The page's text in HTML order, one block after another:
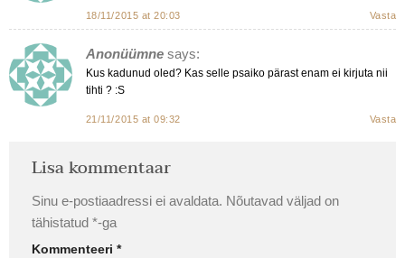
18/11/2015 at 20:03 Vasta
Anonüümne says:
Kus kadunud oled? Kas selle psaiko pärast enam ei kirjuta nii
tihti ? :S
21/11/2015 at 09:32 Vasta
Lisa kommentaar
Sinu e-postiaadressi ei avaldata. Nõutavad väljad on
tähistatud *-ga
Kommenteeri *